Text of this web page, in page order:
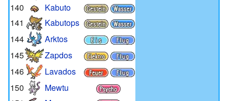
140
Kabuto
141
Kabutops
144
Arktos
145
Zapdos
146
Lavados
150
Mewtu